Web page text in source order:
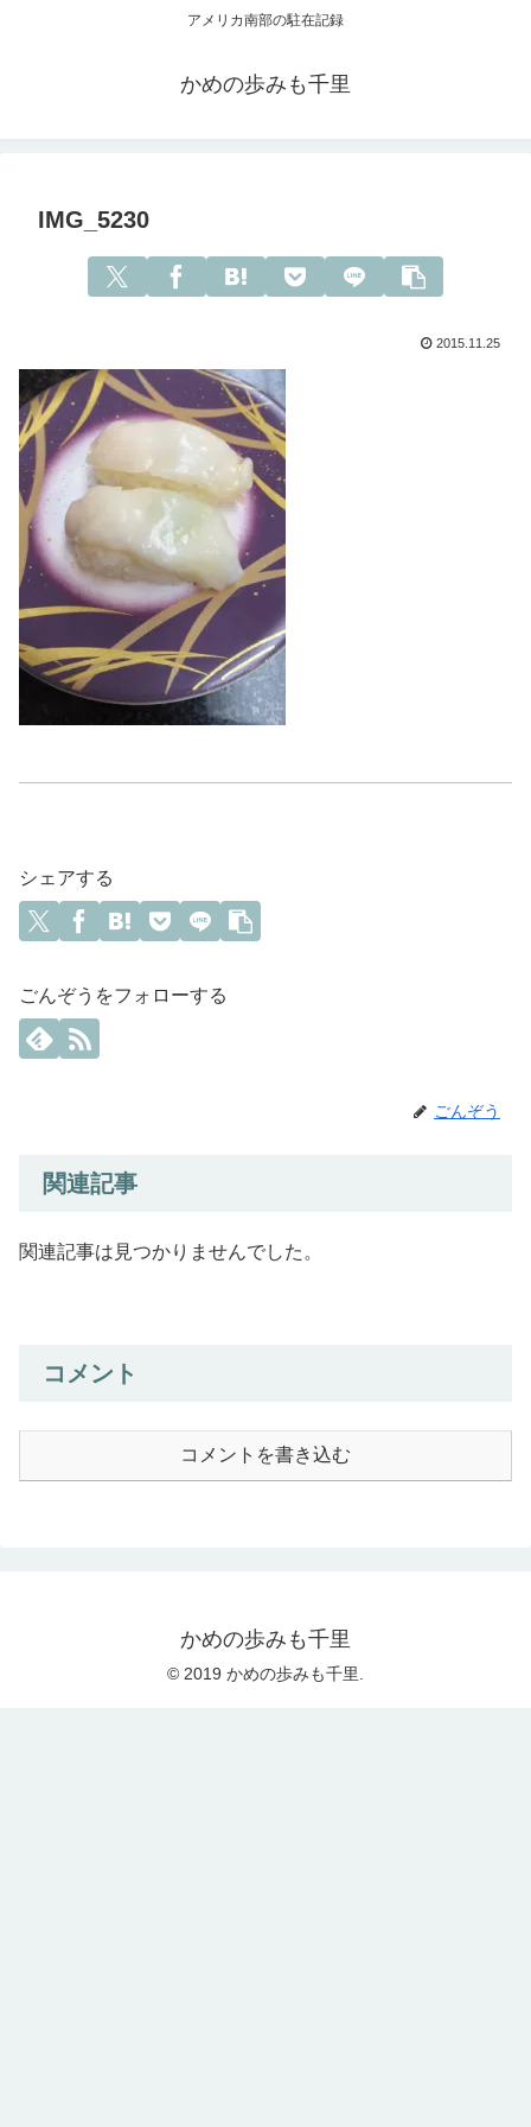
アメリカ南部の駐在記録
かめの歩みも千里
IMG_5230
2015.11.25
シェアする
ごんぞうをフォローする
ごんぞう
関連記事
関連記事は見つかりませんでした。
コメント
コメントを書き込む
かめの歩みも千里
© 2019 かめの歩みも千里.